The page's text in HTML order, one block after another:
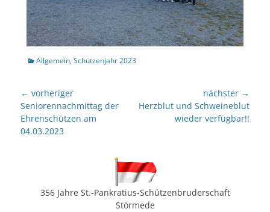
Kategorien
Allgemein, Schützenjahr 2023
Beitragsnavigation
← vorheriger
Vorheriger
Beitrag:
Seniorennachmittag der
Ehrenschützen am
04.03.2023
nächster →
nächster
Herzblut und Schweineblut
wieder verfügbar!!
356 Jahre St.-Pankratius-Schützenbruderschaft
Störmede